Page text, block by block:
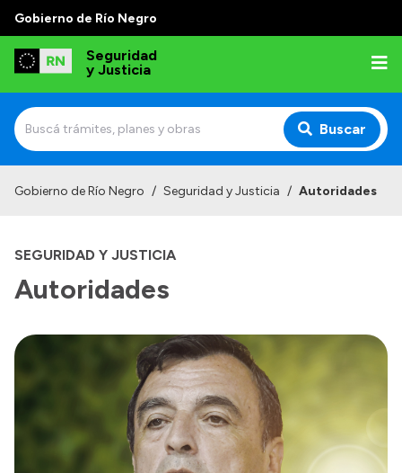
Gobierno de Río Negro
Seguridad
y Justicia
Buscar
Autoridades
Transparencia
Gobierno de Río Negro / Seguridad y Justicia / Autoridades
SEGURIDAD Y JUSTICIA
Autoridades